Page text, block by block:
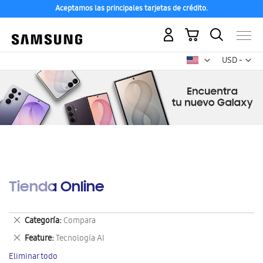
Aceptamos las principales tarjetas de crédito.
USD -
dólar
Mi carrito
Tienda Online
Categoría Compara
Eliminar
este
artículo
Feature Tecnología AI
Eliminar
este
Eliminar todo